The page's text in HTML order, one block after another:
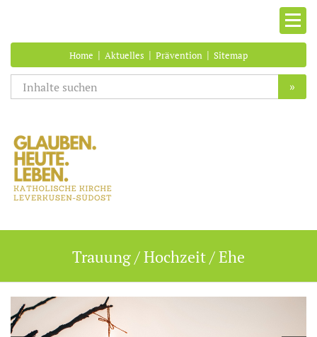
Home | Aktuelles | Prävention | Sitemap
»
Trauung / Hochzeit / Ehe